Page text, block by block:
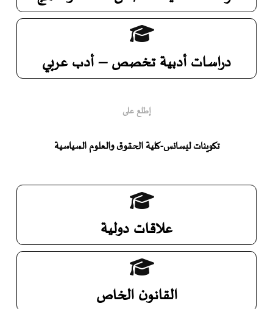
دراسات أدبية تخصص – أدب عربي
إطلع على
تكوينات ليسانس-كلية الحقوق والعلوم السياسية
علاقات دولية
القانون الخاص